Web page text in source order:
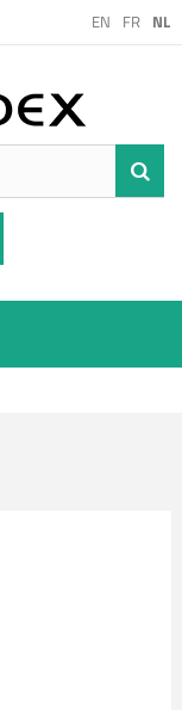
EN FR NL